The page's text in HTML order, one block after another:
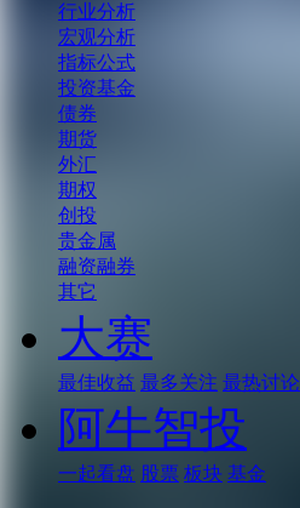
行业分析
宏观分析
指标公式
投资基金
债券
期货
外汇
期权
创投
贵金属
融资融券
其它
大赛
最佳收益 最多关注 最热讨论
阿牛智投
一起看盘 股票 板块 基金